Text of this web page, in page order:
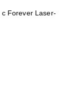
с Forever Laser-